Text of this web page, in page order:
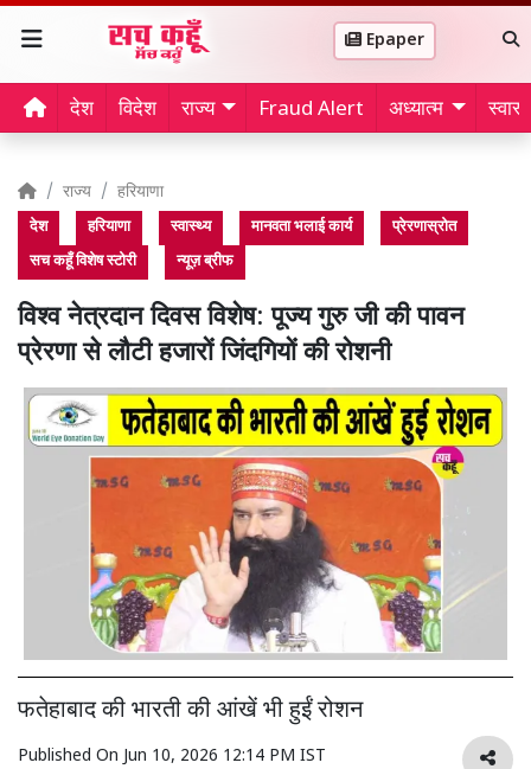
Epaper
देश विदेश राज्य Fraud Alert अध्यात्म
राज्य हरियाणा
देश हरियाणा स्वास्थ्य मानवता भलाई कार्य
प्रेरणास्रोत
सच कहूँ विशेष स्टोरी
न्यूज़ ब्रीफ
विश्व नेत्रदान दिवस विशेष: पूज्य गुरु जी की पावन
प्रेरणा से लौटी हजारों जिंदगियों की रोशनी
फतेहाबाद की भारती की आंखें भी हुईं रोशन
Published On Jun 10, 2026 12:14 PM IST